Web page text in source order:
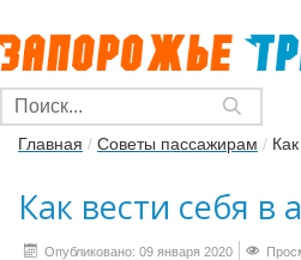
Главная / Советы пассажирам /
Как вести себя в
Опубликовано: 09 января 2020